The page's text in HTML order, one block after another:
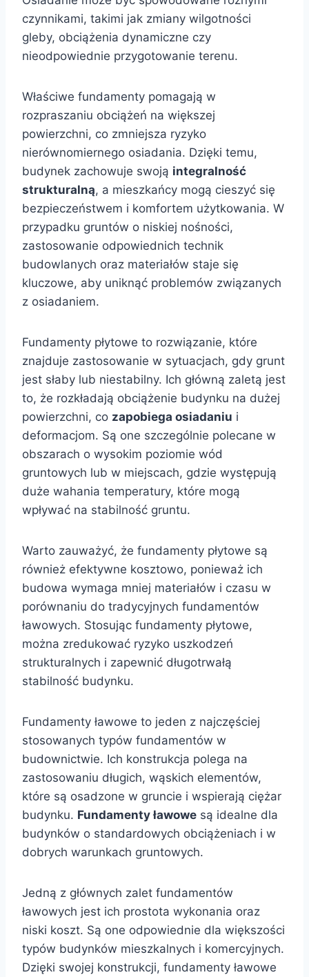
czynnikami, takimi jak zmiany wilgotności
gleby, obciążenia dynamiczne czy
nieodpowiednie przygotowanie terenu.
Właściwe fundamenty pomagają w
rozpraszaniu obciążeń na większej
powierzchni, co zmniejsza ryzyko
nierównomiernego osiadania. Dzięki temu,
budynek zachowuje swoją integralność
strukturalną, a mieszkańcy mogą cieszyć się
bezpieczeństwem i komfortem użytkowania. W
przypadku gruntów o niskiej nośności,
zastosowanie odpowiednich technik
budowlanych oraz materiałów staje się
kluczowe, aby uniknąć problemów związanych
z osiadaniem.
Fundamenty płytowe to rozwiązanie, które
znajduje zastosowanie w sytuacjach, gdy grunt
jest słaby lub niestabilny. Ich główną zaletą jest
to, że rozkładają obciążenie budynku na dużej
powierzchni, co zapobiega osiadaniu i
deformacjom. Są one szczególnie polecane w
obszarach o wysokim poziomie wód
gruntowych lub w miejscach, gdzie występują
duże wahania temperatury, które mogą
wpływać na stabilność gruntu.
Warto zauważyć, że fundamenty płytowe są
również efektywne kosztowo, ponieważ ich
budowa wymaga mniej materiałów i czasu w
porównaniu do tradycyjnych fundamentów
ławowych. Stosując fundamenty płytowe,
można zredukować ryzyko uszkodzeń
strukturalnych i zapewnić długotrwałą
stabilność budynku.
Fundamenty ławowe to jeden z najczęściej
stosowanych typów fundamentów w
budownictwie. Ich konstrukcja polega na
zastosowaniu długich, wąskich elementów,
które są osadzone w gruncie i wspierają ciężar
budynku. Fundamenty ławowe są idealne dla
budynków o standardowych obciążeniach i w
dobrych warunkach gruntowych.
Jedną z głównych zalet fundamentów
ławowych jest ich prostota wykonania oraz
niski koszt. Są one odpowiednie dla większości
typów budynków mieszkalnych i komercyjnych.
Dzięki swojej konstrukcji, fundamenty ławowe